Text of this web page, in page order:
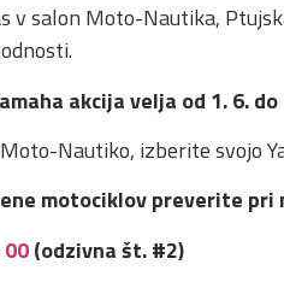
v salon Moto-Nautika,
akcija velja od 1. 6.
Nautiko, izberite svojo
motociklov preverite pri
(odzivna št. #2)